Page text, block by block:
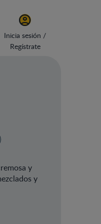
Inicia sesión /
Regístrate
y
y